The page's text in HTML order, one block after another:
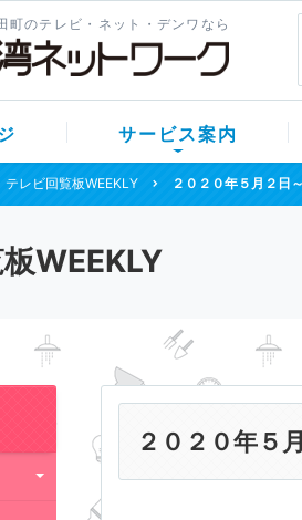
町のテレビ・ネット・デンワなら
サービス案内
テレビ回覧板WEEKLY ２０２０年５月２日
WEEKLY
２０２０年５